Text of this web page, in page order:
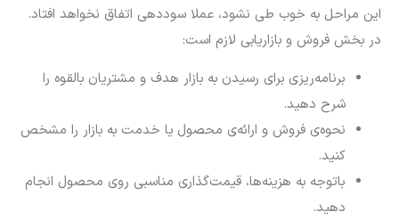
این مراحل به خوب طی نشود، عملا سوددهی اتفاق نخواهد افتاد.
در بخش فروش و بازاریابی لازم است:
برنامه‌ریزی برای رسیدن به بازار هدف و مشتریان بالقوه را
شرح دهید.
نحوه‌ی فروش و ارائه‌ی محصول یا خدمت به بازار را مشخص
کنید.
باتوجه به هزینه‌ها، قیمت‌گذاری مناسبی روی محصول انجام
دهید.